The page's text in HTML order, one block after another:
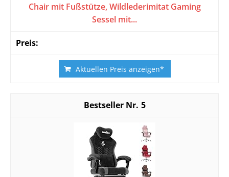
Chair mit Fußstütze, Wildlederimitat Gaming
Sessel mit...
Aktuellen Preis anzeigen*
5